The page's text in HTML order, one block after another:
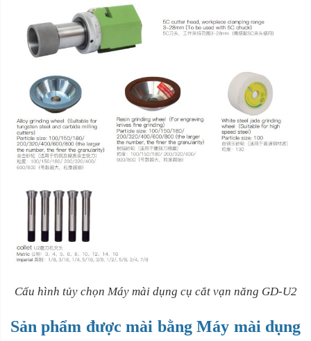
Cấu hình tủy chọn Máy mài dụng cụ cắt vạn năng GD-U2
Sản phẩm được mài bằng Máy mài dụng